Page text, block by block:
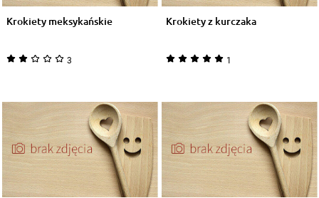
Krokiety meksykańskie
3
Krokiety z kurczaka
1